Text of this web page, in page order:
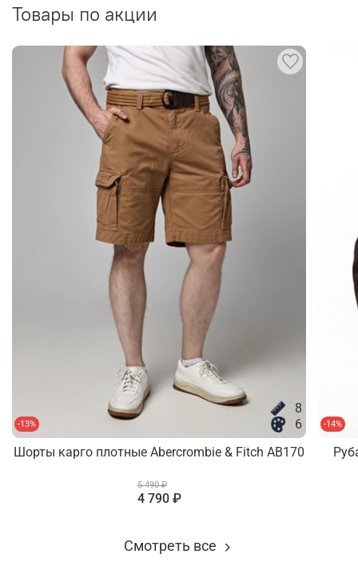
Товары по акции
-13%
8
6
Шорты карго плотные Abercrombie & Fitch AB170
5 490 ₽
4 790 ₽
-14%
Смотреть все